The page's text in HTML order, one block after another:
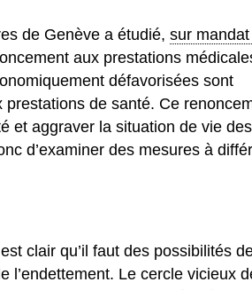
de Genève a étudié, sur
aux prestations
défavorisées sont
de santé. Ce
et aggraver la situation de vie des
d’examiner des mesures à
clair qu’il faut des possibilités
l’endettement. Le cercle vicieux